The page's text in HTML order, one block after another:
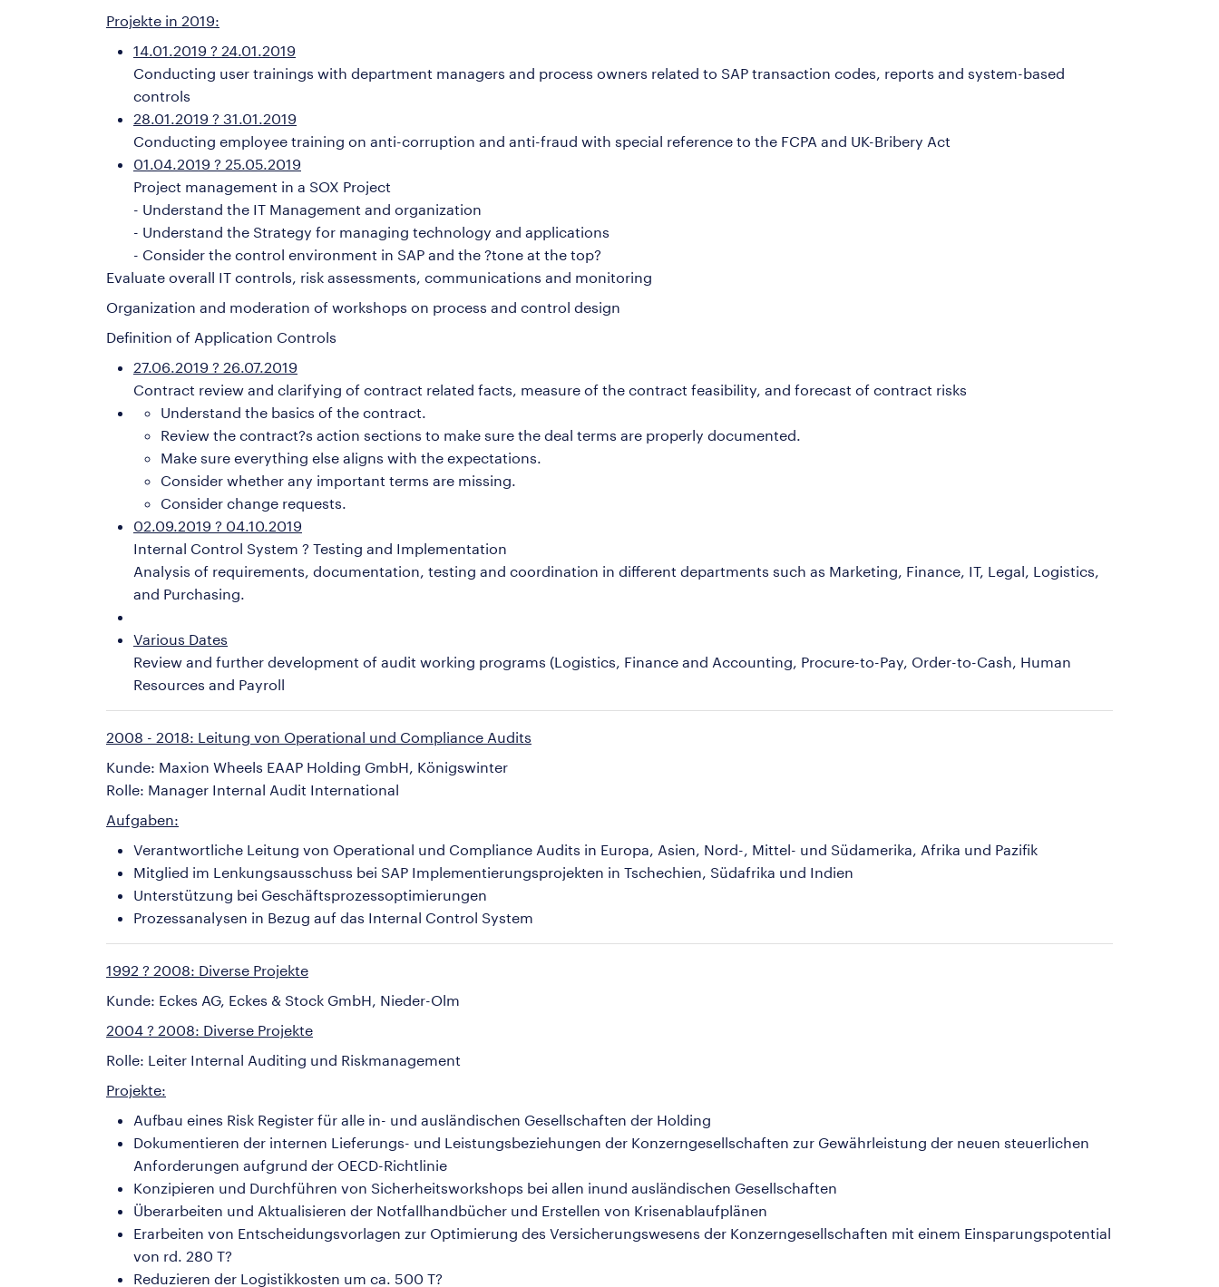
Projekte in 2019:
14.01.2019 ? 24.01.2019
Conducting user trainings with department managers and process owners related to SAP transaction codes, reports and system-based
controls
28.01.2019 ? 31.01.2019
Conducting employee training on anti-corruption and anti-fraud with special reference to the FCPA and UK-Bribery Act
01.04.2019 ? 25.05.2019
Project management in a SOX Project
- Understand the IT Management and organization
- Understand the Strategy for managing technology and applications
- Consider the control environment in SAP and the ?tone at the top?
Evaluate overall IT controls, risk assessments, communications and monitoring
Organization and moderation of workshops on process and control design
Definition of Application Controls
27.06.2019 ? 26.07.2019
Contract review and clarifying of contract related facts, measure of the contract feasibility, and forecast of contract risks
Understand the basics of the contract.
Review the contract?s action sections to make sure the deal terms are properly documented.
Make sure everything else aligns with the expectations.
Consider whether any important terms are missing.
Consider change requests.
02.09.2019 ? 04.10.2019
Internal Control System ? Testing and Implementation
Analysis of requirements, documentation, testing and coordination in different departments such as Marketing, Finance, IT, Legal, Logistics,
and Purchasing.
Various Dates
Review and further development of audit working programs (Logistics, Finance and Accounting, Procure-to-Pay, Order-to-Cash, Human
Resources and Payroll
2008 - 2018: Leitung von Operational und Compliance Audits
Kunde: Maxion Wheels EAAP Holding GmbH, Königswinter
Rolle: Manager Internal Audit International
Aufgaben:
Verantwortliche Leitung von Operational und Compliance Audits in Europa, Asien, Nord-, Mittel- und Südamerika, Afrika und Pazifik
Mitglied im Lenkungsausschuss bei SAP Implementierungsprojekten in Tschechien, Südafrika und Indien
Unterstützung bei Geschäftsprozessoptimierungen
Prozessanalysen in Bezug auf das Internal Control System
1992 ? 2008: Diverse Projekte
Kunde: Eckes AG, Eckes & Stock GmbH, Nieder-Olm
2004 ? 2008: Diverse Projekte
Rolle: Leiter Internal Auditing und Riskmanagement
Projekte:
Aufbau eines Risk Register für alle in- und ausländischen Gesellschaften der Holding
Dokumentieren der internen Lieferungs- und Leistungsbeziehungen der Konzerngesellschaften zur Gewährleistung der neuen steuerlichen
Anforderungen aufgrund der OECD-Richtlinie
Konzipieren und Durchführen von Sicherheitsworkshops bei allen inund ausländischen Gesellschaften
Überarbeiten und Aktualisieren der Notfallhandbücher und Erstellen von Krisenablaufplänen
Erarbeiten von Entscheidungsvorlagen zur Optimierung des Versicherungswesens der Konzerngesellschaften mit einem Einsparungspotential
von rd. 280 T?
Reduzieren der Logistikkosten um ca. 500 T?